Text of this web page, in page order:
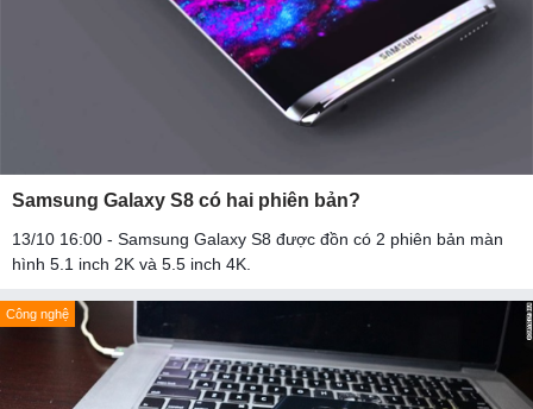
Samsung Galaxy S8 có hai phiên bản?
13/10 16:00 - Samsung Galaxy S8 được đồn có 2 phiên bản màn
hình 5.1 inch 2K và 5.5 inch 4K.
Công nghệ